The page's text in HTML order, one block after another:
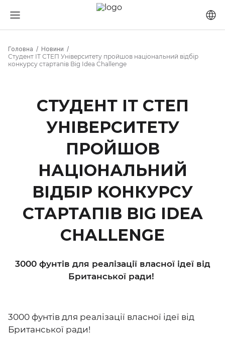
Головна
Новини
Студент ІТ СТЕП Університету пройшов національний відбір
конкурсу стартапів Big Idea Challenge
СТУДЕНТ ІТ СТЕП
УНІВЕРСИТЕТУ
ПРОЙШОВ
НАЦІОНАЛЬНИЙ
ВІДБІР КОНКУРСУ
СТАРТАПІВ BIG IDEA
CHALLENGE
3000 фунтів для реалізації власної ідеї від
Британської ради!
3000 фунтів для реалізації власної ідеї від
Британської ради!